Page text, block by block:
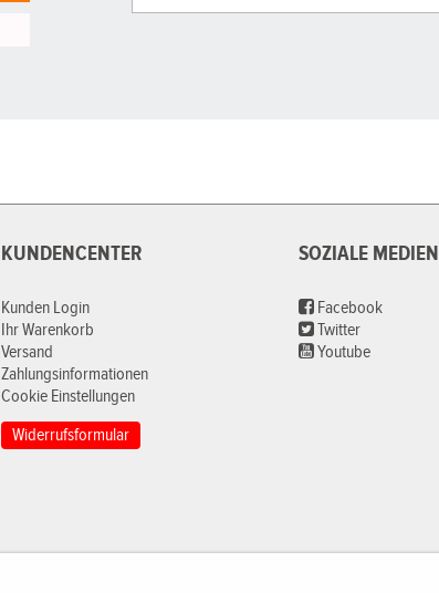
KUNDENCENTER
Kunden Login
Ihr Warenkorb
Versand
Zahlungsinformationen
Cookie Einstellungen
Widerrufsformular
SOZIALE MEDIEN
Facebook
Twitter
Youtube